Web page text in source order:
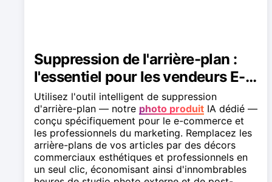
Suppression de l'arrière-plan :
l'essentiel pour les vendeurs E-
Commerce
Utilisez l'outil intelligent de suppression
d'arrière-plan — notre photo produit IA dédié —
conçu spécifiquement pour le e-commerce et
les professionnels du marketing. Remplacez les
arrière-plans de vos articles par des décors
commerciaux esthétiques et professionnels en
un seul clic, économisant ainsi d'innombrables